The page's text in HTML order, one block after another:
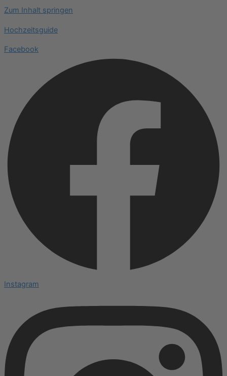
Zum Inhalt springen
Hochzeitsguide
Facebook
Instagram